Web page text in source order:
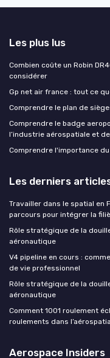
Les plus lus
Combien coûte un Robin
considérer
Gp net air france : tout ce
Comprendre le plan de
Comprendre le badge
l’industrie aérospatiale et
Comprendre l'importance
Les derniers
Travailler dans le spatial en
parcours pour intégrer la
Rôle stratégique de la
aéronautique
V4 pipeline en cours :
de vie professionnel
Rôle stratégique de la
aéronautique
Comment 1001 roulement
roulements dans
Aerospace Insiders